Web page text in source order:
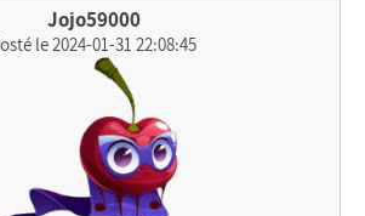
Jojo59000
le 2024-01-31 22:08:45